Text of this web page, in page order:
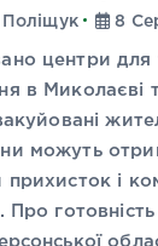
8
центри для
в Миколаєві
можуть
прихисток і
Про